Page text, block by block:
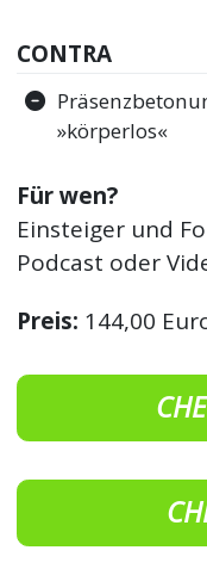
CONTRA
»körperlos«
Für wen?
Einsteiger und
Podcast oder
Preis: 144,00